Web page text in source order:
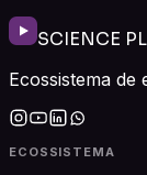
SCIENCE
Ecossistema
ECOSSISTEMA